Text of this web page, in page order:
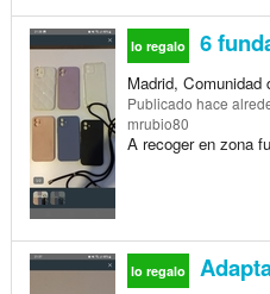
lo regalo 6
Madrid, Comunidad
Publicado hace
mrubio80
A recoger en zona
lo regalo